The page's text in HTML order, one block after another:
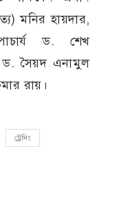
মনির হায়দার,
ড. শেখ
ড. সৈয়দ এনামুল
রায়।
ট্রেনিং